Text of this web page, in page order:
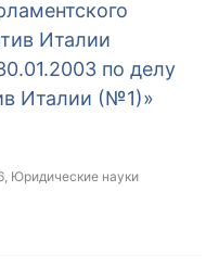
Италии
по делу
Италии (№1)»
, Юридические науки